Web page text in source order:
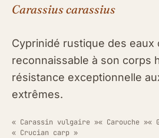
Carassius carassius
Cyprinidé rustique des eaux
reconnaissable à son corps
résistance exceptionnelle
extrêmes.
« Carassin vulgaire »« Carouche »«
« Crucian carp »